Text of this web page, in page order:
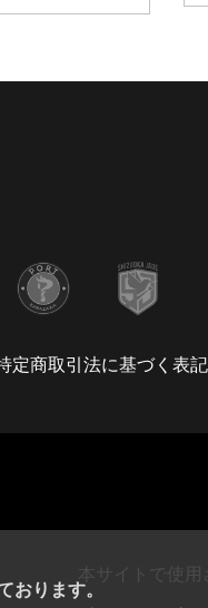
定商取引法に基づく表記
本サイトで使
ります。